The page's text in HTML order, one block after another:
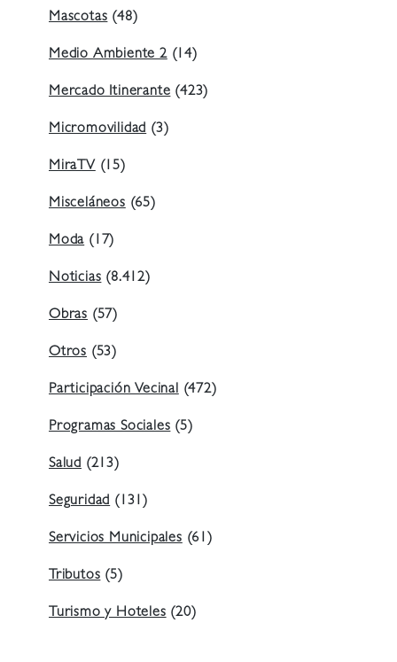
Mascotas(48)
Medio Ambiente 2(14)
Mercado Itinerante(423)
Micromovilidad(3)
MiraTV(15)
Misceláneos(65)
Moda(17)
Noticias(8.412)
Obras (57)
Otros (53)
Participación Vecinal(472)
Programas Sociales(5)
Salud (213)
Seguridad(131)
Servicios Municipales(61)
Tributos(5)
Turismo y Hoteles(20)